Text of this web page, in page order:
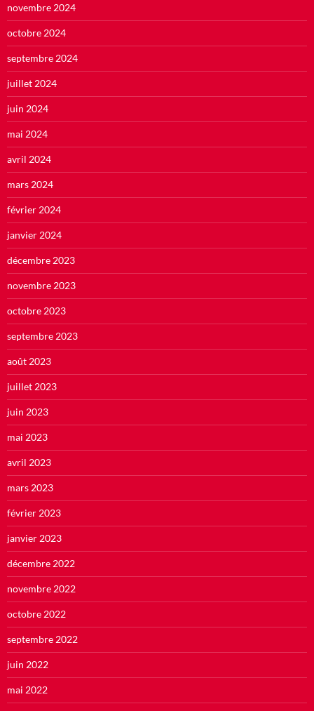
novembre 2024
octobre 2024
septembre 2024
juillet 2024
juin 2024
mai 2024
avril 2024
mars 2024
février 2024
janvier 2024
décembre 2023
novembre 2023
octobre 2023
septembre 2023
août 2023
juillet 2023
juin 2023
mai 2023
avril 2023
mars 2023
février 2023
janvier 2023
décembre 2022
novembre 2022
octobre 2022
septembre 2022
juin 2022
mai 2022